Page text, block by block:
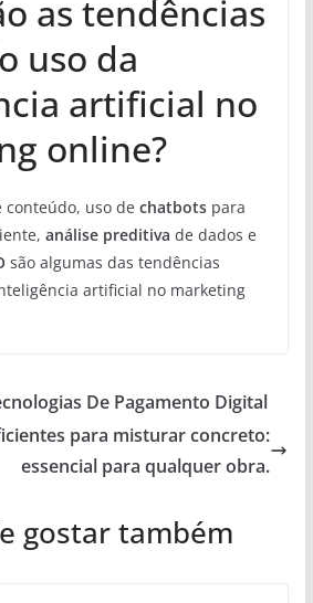
as tendências
uso da
artificial no
online?
conteúdo, uso de chatbotspara
análise preditiva de dados e
são algumas das tendências
artificial no marketing
De Pagamento Digital
para misturar concreto:
essencial para qualquer obra.
gostar também